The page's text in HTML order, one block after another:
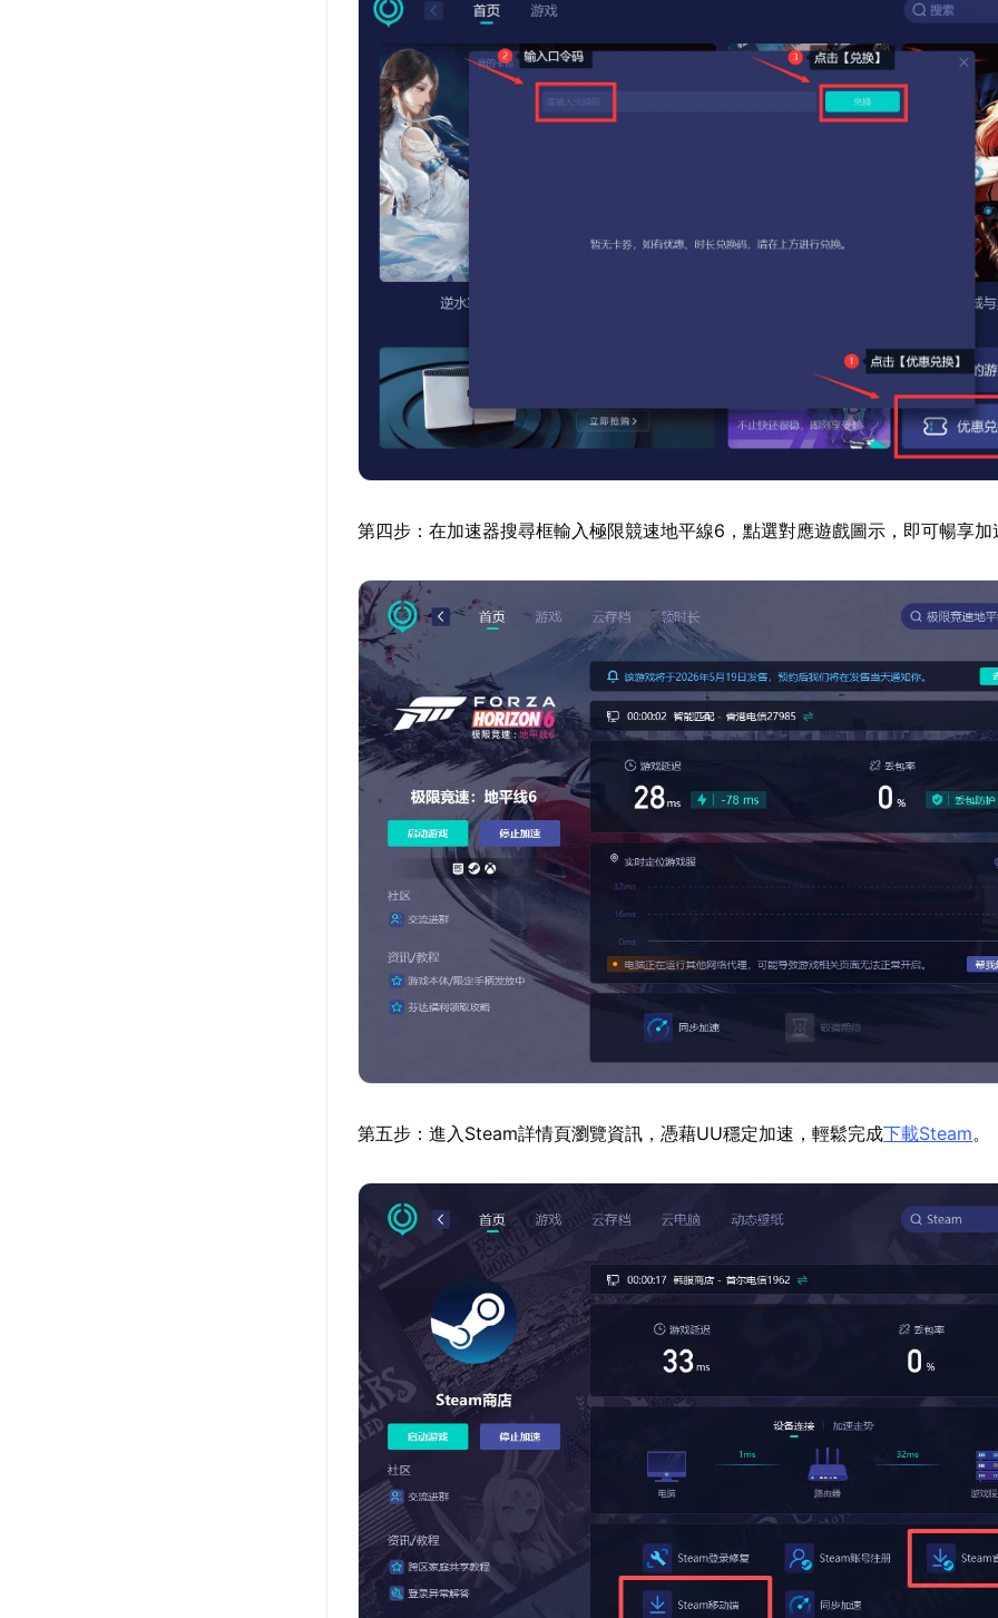
第四步：在加速器搜尋框輸入極限競速地平線6，點選對應遊戲圖示，即可暢享加
第五步：進入Steam詳情頁瀏覽資訊，憑藉UU穩定加速，輕鬆完成下載Steam。